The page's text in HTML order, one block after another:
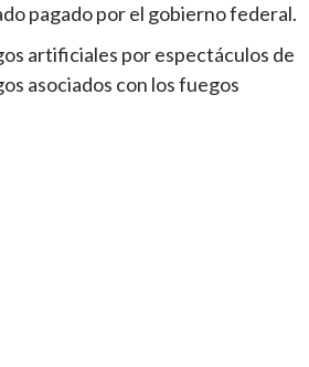
pagado por el gobierno federal.
artificiales por espectáculos de
asociados con los fuegos